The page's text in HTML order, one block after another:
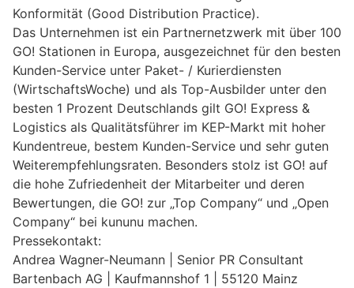
Konformität (Good Distribution Practice).
Das Unternehmen ist ein Partnernetzwerk mit über 100
GO! Stationen in Europa, ausgezeichnet für den besten
Kunden-Service unter Paket- / Kurierdiensten
(WirtschaftsWoche) und als Top-Ausbilder unter den
besten 1 Prozent Deutschlands gilt GO! Express &
Logistics als Qualitätsführer im KEP-Markt mit hoher
Kundentreue, bestem Kunden-Service und sehr guten
Weiterempfehlungsraten. Besonders stolz ist GO! auf
die hohe Zufriedenheit der Mitarbeiter und deren
Bewertungen, die GO! zur „Top Company“ und „Open
Company“ bei kununu machen.
Pressekontakt:
Andrea Wagner-Neumann | Senior PR Consultant
Bartenbach AG | Kaufmannshof 1 | 55120 Mainz